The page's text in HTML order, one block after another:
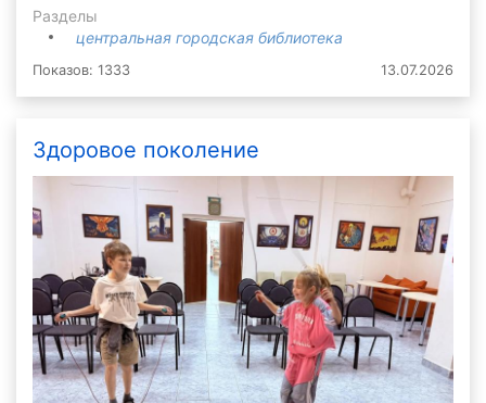
Разделы
центральная городская библиотека
Показов: 1333 13.07.2026
Здоровое поколение